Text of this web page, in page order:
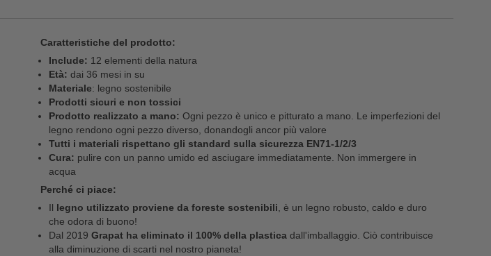
Caratteristiche del prodotto:
Include: 12 elementi della natura
Età: dai 36 mesi in su
Materiale: legno sostenibile
Prodotti sicuri e non tossici
Prodotto realizzato a mano: Ogni pezzo è unico e pitturato a mano. Le imperfezioni del
legno rendono ogni pezzo diverso, donandogli ancor più valore
Tutti i materiali rispettano gli standard sulla sicurezza EN71-1/2/3
Cura: pulire con un panno umido ed asciugare immediatamente. Non immergere in
acqua
Perché ci piace:
Il legno utilizzato proviene da foreste sostenibili , è un legno robusto, caldo e duro
che odora di buono!
Dal 2019 Grapat ha eliminato il 100% della plastica dall'imballaggio. Ciò contribuisce
alla diminuzione di scarti nel nostro pianeta!